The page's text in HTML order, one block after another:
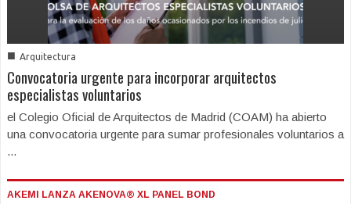
■ Arquitectura
Convocatoria urgente para incorporar arquitectos
especialistas voluntarios
el Colegio Oficial de Arquitectos de Madrid (COAM) ha abierto
una convocatoria urgente para sumar profesionales voluntarios a
...
AKEMI LANZA AKENOVA® XL PANEL BOND